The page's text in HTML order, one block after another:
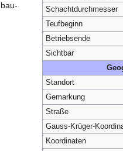
Schachtdurchmesser
Teufbeginn
Betriebsende
Sichtbar
Standort
Gemarkung
Straße
Gauss-Krüger-
Koordinaten